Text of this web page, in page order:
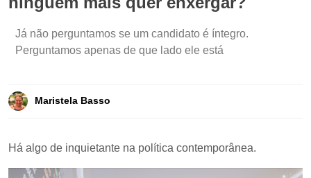
Já não perguntamos se um candidato é íntegro.
Perguntamos apenas de que lado ele está
Maristela Basso
Há algo de inquietante na política contemporânea.